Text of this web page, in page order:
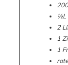
½L
2
1
1